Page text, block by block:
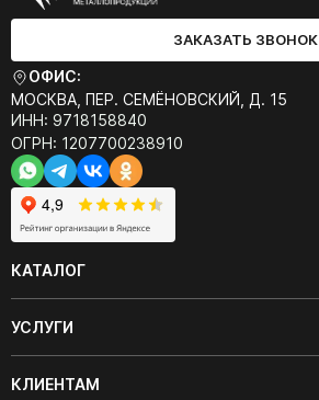
ЗАКАЗАТЬ ЗВОНОК
ОФИС:
МОСКВА, ПЕР. СЕМЁНОВСКИЙ, Д. 15
ИНН: 9718158840
ОГРН: 1207700238910
КАТАЛОГ
УСЛУГИ
КЛИЕНТАМ